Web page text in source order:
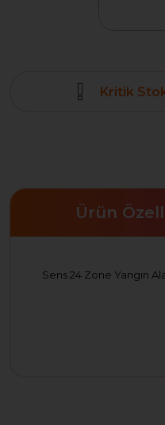
Kritik
Ürün
Sens 24 Zone Yangın